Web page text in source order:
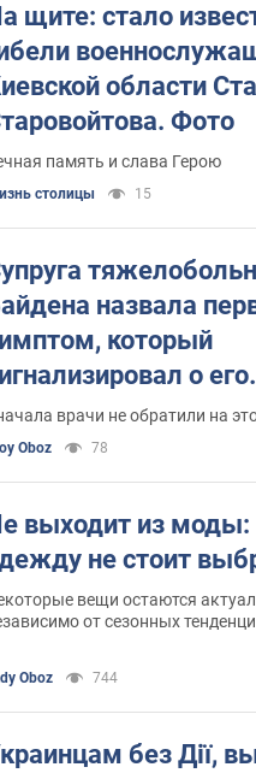
щите: стало
области
Фото
память и слава Герою
столицы 15
назвала
который
о его
раке
врачи не обратили на
Oboz 78
выходит из
не стоит
вещи остаются
от сезонных
Oboz 744
без Дії,